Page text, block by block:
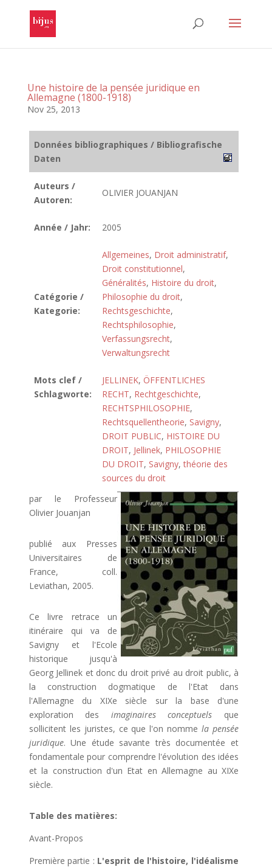
Une histoire de la pensée juridique en
Allemagne (1800-1918)
Nov 25, 2013
Données bibliographiques / Bibliografische
Daten
Auteurs /
Autoren:
OLIVIER JOUANJAN
Année / Jahr: 2005
Catégorie /
Kategorie:
Allgemeines, Droit administratif,
Droit constitutionnel,
Généralités, Histoire du droit,
Philosophie du droit,
Rechtsgeschichte,
Rechtsphilosophie,
Verfassungsrecht,
Verwaltungsrecht
Mots clef /
Schlagworte:
JELLINEK, ÖFFENTLICHES
RECHT, Rechtgeschichte,
RECHTSPHILOSOPHIE,
Rechtsquellentheorie, Savigny,
DROIT PUBLIC, HISTOIRE DU
DROIT, Jellinek, PHILOSOPHIE
DU DROIT, Savigny,théorie des
sources du droit
par le Professeur
Olivier Jouanjan
publié aux Presses
Universitaires de
France, coll.
Leviathan, 2005.
Ce livre retrace un
itinéraire qui va de
Savigny et l'Ecole
historique jusqu'à
Georg Jellinek et donc du droit privé au droit public, à
la construction dogmatique de l'Etat dans
l'Allemagne du XIXe siècle sur la base d'une
exploration des imaginaires conceptuels que
sollicitent les juristes, ce que l'on nommela pensée
juridique. Une étude savante très documentée et
fondamentale pour comprendre l'évolution des idées
et la construction d'un Etat en Allemagne au XIXe
siècle.
Table des matières:
Avant-Propos
Première partie : L'esprit de l'histoire, l'idéalisme